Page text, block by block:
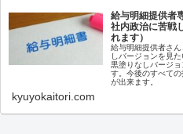
給与明細提供者
社内政治に苦戦
れます）
給与明細提供者さ
しバージョンを見
黒塗りなしバージ
す。今後のすべて
が出来ます。
kyuyokaitori.com